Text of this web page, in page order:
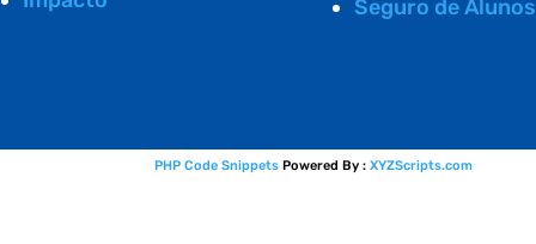
Seguro de Alunos
PHP Code Snippets Powered By : XYZScripts.com